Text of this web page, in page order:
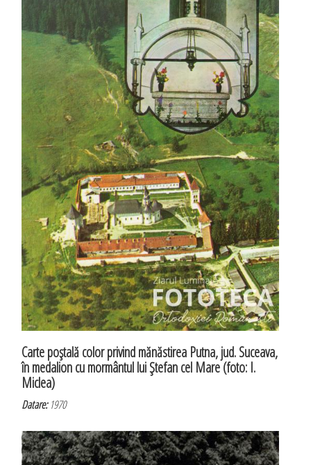
Carte poştală color privind mănăstirea Putna, jud. Suceava,
în medalion cu mormântul lui Ştefan cel Mare (foto: I.
Miclea)
Datare:1970